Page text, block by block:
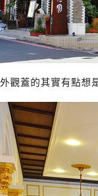
外觀蓋的其實有點想